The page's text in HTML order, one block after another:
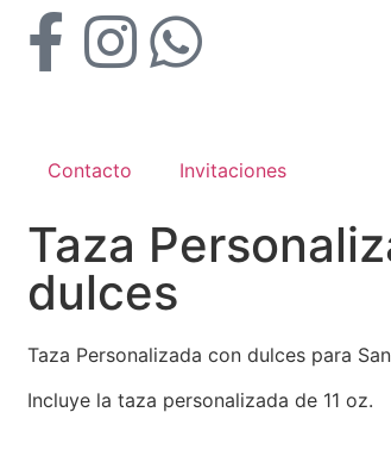
Contacto Invitaciones
Taza
dulces
Taza Personalizada con dulces para
Incluye la taza personalizada de 11 oz.